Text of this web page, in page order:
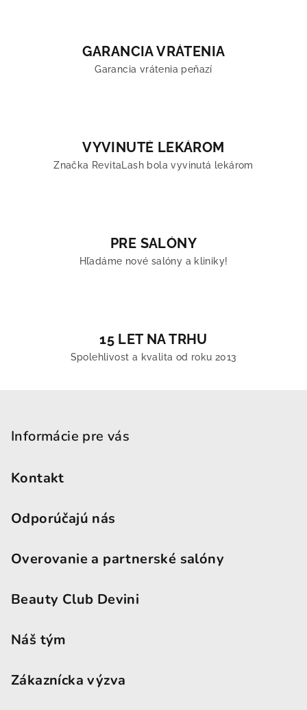
GARANCIA VRÁTENIA
Garancia vrátenia peňazí
VYVINUTÉ LEKÁROM
Značka RevitaLash bola vyvinutá lekárom
PRE SALÓNY
Hľadáme nové salóny a kliniky!
15 LET NA TRHU
Spolehlivost a kvalita od roku 2013
Informácie pre vás
Kontakt
Odporúčajú nás
Overovanie a partnerské salóny
Beauty Club Devini
Náš tým
Zákaznícka výzva